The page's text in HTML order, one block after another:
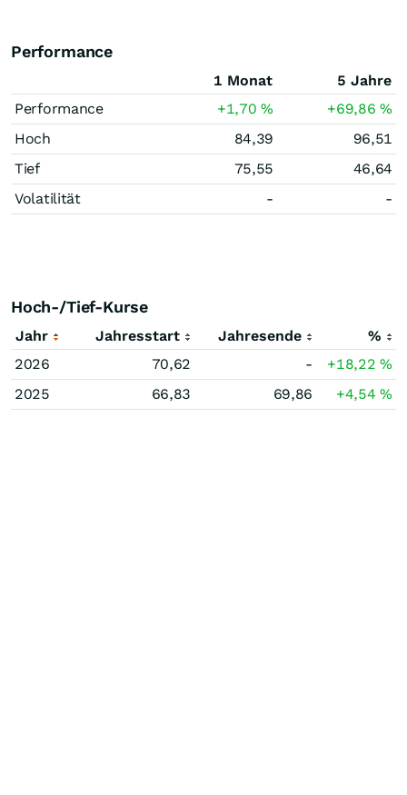
Performance
1 Monat
5 Jahre
Performance
+1,70% +69,86%
Hoch
84,39
96,51
Tief
75,55
46,64
Volatilität
- -
Hoch-/Tief-Kurse
Jahr Jahresstart Jahresende
%
2026
70,62 - +18,22%
2025
66,83 69,86 +4,54%